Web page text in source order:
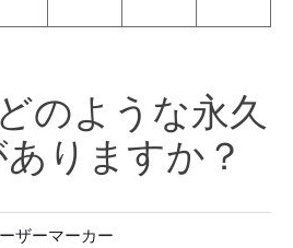
のような永久
りますか？
ザーマーカー